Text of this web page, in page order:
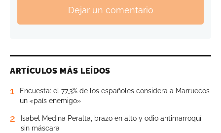
Dejar un comentario
ARTÍCULOS MÁS LEÍDOS
1
Encuesta: el 77,3% de los españoles considera a Marruecos
un «país enemigo»
2
Isabel Medina Peralta, brazo en alto y odio antimarroquí
sin máscara